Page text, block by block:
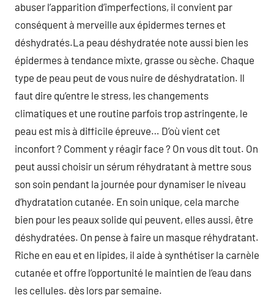
abuser l’apparition d’imperfections, il convient par
conséquent à merveille aux épidermes ternes et
déshydratés.La peau déshydratée note aussi bien les
épidermes à tendance mixte, grasse ou sèche. Chaque
type de peau peut de vous nuire de déshydratation. Il
faut dire qu’entre le stress, les changements
climatiques et une routine parfois trop astringente, le
peau est mis à difficile épreuve… D’où vient cet
inconfort ? Comment y réagir face ? On vous dit tout. On
peut aussi choisir un sérum réhydratant à mettre sous
son soin pendant la journée pour dynamiser le niveau
d’hydratation cutanée. En soin unique, cela marche
bien pour les peaux solide qui peuvent, elles aussi, être
déshydratées. On pense à faire un masque réhydratant.
Riche en eau et en lipides, il aide à synthétiser la carnèle
cutanée et offre l’opportunité le maintien de l’eau dans
les cellules. dès lors par semaine.